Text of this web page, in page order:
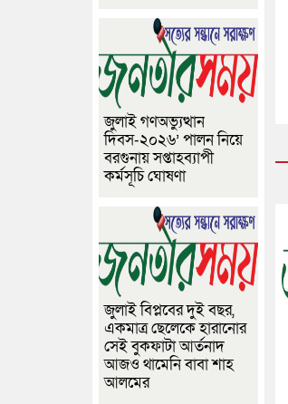
জুলাই গণঅভ্যুত্থান
দিবস-২০২৬’ পালন নিয়ে
বরগুনায় সপ্তাহব্যাপী
কর্মসূচি ঘোষণা
জুলাই বিপ্লবের দুই বছর,
একমাত্র ছেলেকে হারানোর
সেই বুকফাটা আর্তনাদ
আজও থামেনি বাবা শাহ
আলমের